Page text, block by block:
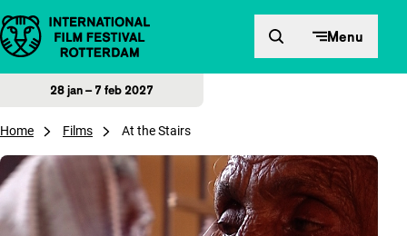
Direct naar inhoud Menu
28 jan – 7 feb 2027
Home Films At the Stairs